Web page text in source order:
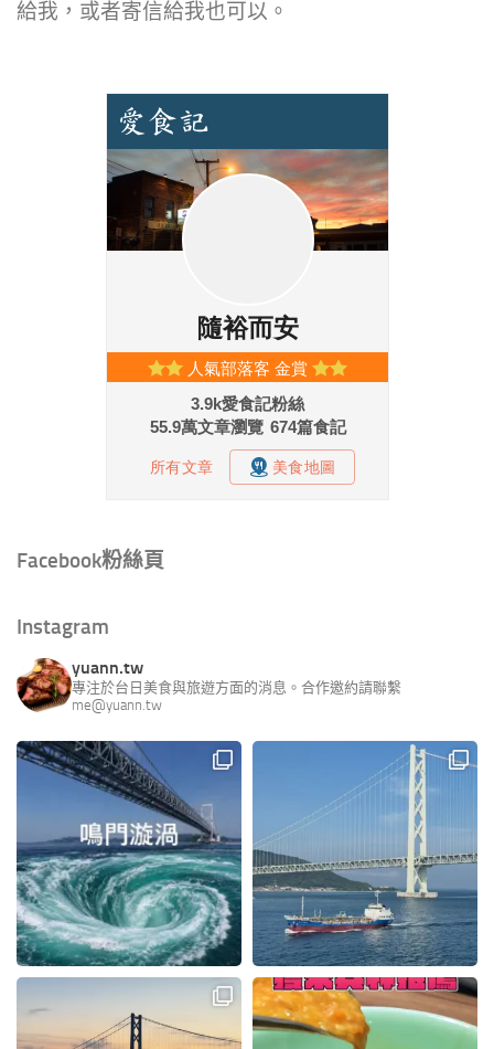
給我，或者寄信給我也可以。
Facebook粉絲頁
Instagram
yuann.tw
專注於台日美食與旅遊方面的消息。合作邀約請聯繫
me@yuann.tw